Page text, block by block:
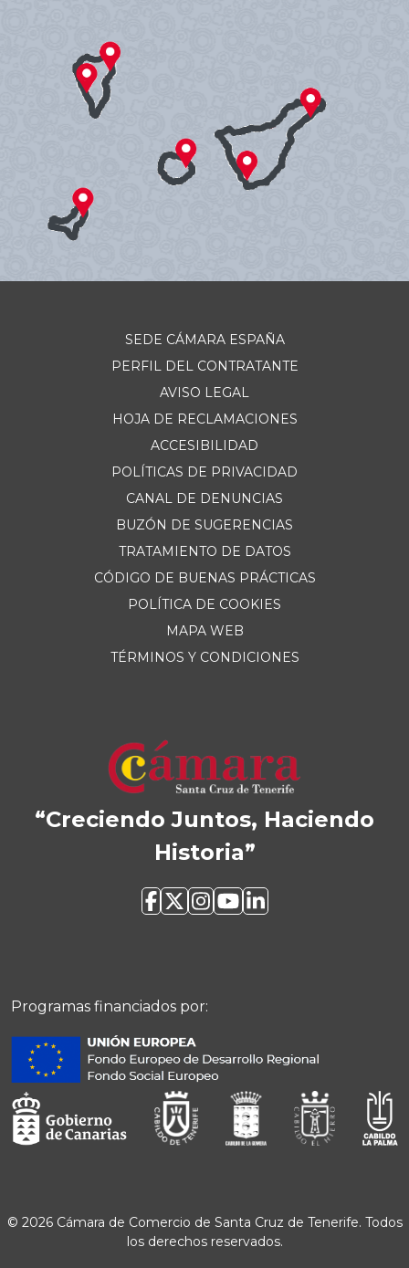
SEDE CÁMARA ESPAÑA
PERFIL DEL CONTRATANTE
AVISO LEGAL
HOJA DE RECLAMACIONES
ACCESIBILIDAD
POLÍTICAS DE PRIVACIDAD
CANAL DE DENUNCIAS
BUZÓN DE SUGERENCIAS
TRATAMIENTO DE DATOS
CÓDIGO DE BUENAS PRÁCTICAS
POLÍTICA DE COOKIES
MAPA WEB
TÉRMINOS Y CONDICIONES
“Creciendo Juntos, Haciendo
Historia”
Programas financiados por:
© 2026 Cámara de Comercio de Santa Cruz de Tenerife. Todos
los derechos reservados.